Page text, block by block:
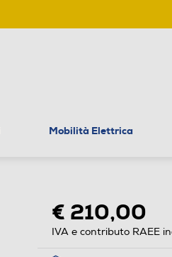
Mobilità Elettrica
€ 210,00
IVA e contributo RAEE